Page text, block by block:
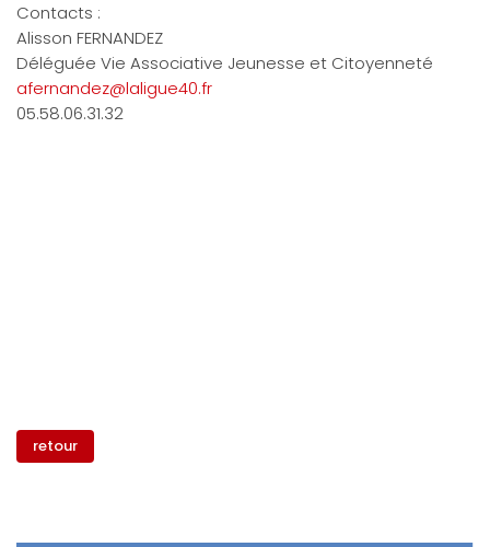
Contacts :
Alisson FERNANDEZ
Déléguée Vie Associative Jeunesse et Citoyenneté
afernandez@laligue40.fr
05.58.06.31.32
retour